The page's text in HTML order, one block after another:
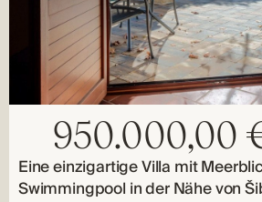
950.000,00
Eine einzigartige Villa mit
Swimmingpool in der Nähe von